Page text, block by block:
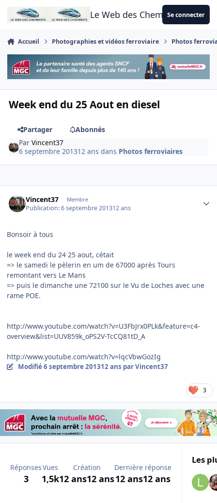
Aller au contenu
Le Web des CheminotsSe connecter
Accueil Photographies et vidéos ferroviaire Photos
Week end du 25 Aout en diesel
Partager
Abonnés
ParVincent37
6 septembre 201312 ans dans Photos ferroviaires
Vincent37 Membre
Publication:6 septembre 201312 ans
Bonsoir à tous
le week end du 24 25 aout, cétait
=> le samedi le pèlerin en um de 67000 après Tours
remontant vers Le Mans
=> puis le dimanche une 72100 sur le Vu de Loches avec une
rame POE.
http://www.youtube.com/watch?v=U3FbJrx0PLk&feature=c4-
overview&list=UUV859k_oPS2V-TcCQ81tD_A
http://www.youtube.com/watch?v=lqcVbwGozIg
Modifié6 septembre 201312 ans par Vincent37
3
Réponses
3
Vues
1,5k
Création
12 ans12 ans
Dernière réponse
12 ans12 ans
Les